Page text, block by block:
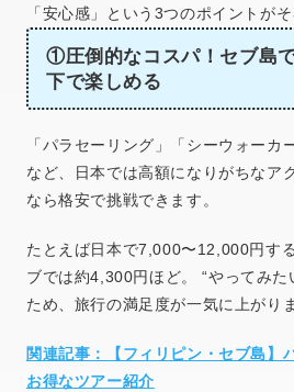
「安心感」という3つのポイントが
①圧倒的なコスパ！セブ島
下で楽しめる
「パラセーリング」「シーウォーカ
など、日本では高額になりがちなア
なら格安で挑戦できます。
たとえば日本で7,000〜12,000円す
ブでは約4,300円ほど。 “やってみた
ため、旅行の満足度が一気に上がり
関連記事：【フィリピン・セブ島】
お得なツアー紹介